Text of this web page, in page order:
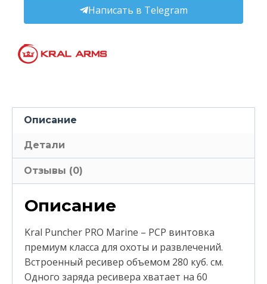
Написать в Telegram
Описание
Детали
Отзывы (0)
Описание
Kral Puncher PRO Marine – PCP винтовка
премиум класса для охоты и развлечений.
Встроенный ресивер объемом 280 куб. см.
Одного заряда ресивера хватает на 60